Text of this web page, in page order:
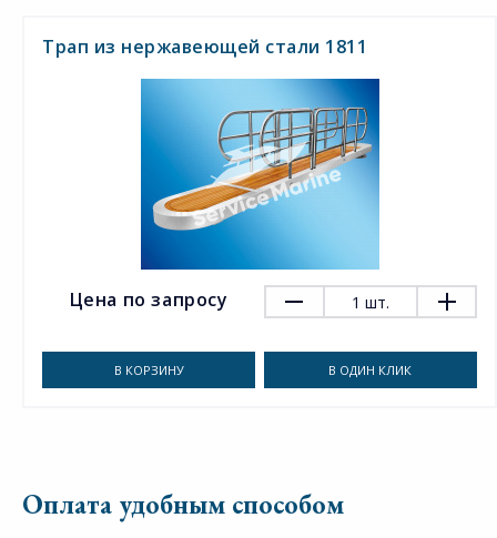
Трап из нержавеющей стали 1811
Цена по запросу 1 шт.
В КОРЗИНУ В ОДИН КЛИК
Оплата удобным способом